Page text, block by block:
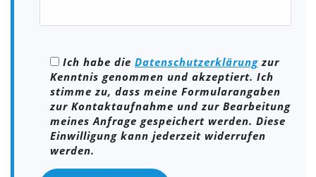
Ich habe die Datenschutzerklärung zur
Kenntnis genommen und akzeptiert. Ich
stimme zu, dass meine Formularangaben
zur Kontaktaufnahme und zur Bearbeitung
meines Anfrage gespeichert werden. Diese
Einwilligung kann jederzeit widerrufen
werden.